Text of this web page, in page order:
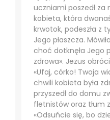
uczniami poszedł za
kobieta, która
krwotok, podeszła z
Jego płaszcza.
choć dotknęła Jego
zdrowa». Jezus
«Ufaj, córko! Twoja
chwili kobieta była
przyszedł do domu
fletnistów oraz tłum
«Odsuńcie się, bo